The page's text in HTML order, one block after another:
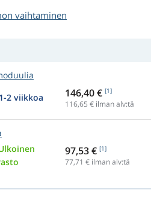
vaihtaminen
1-2 viikkoa 146,40 € [1]
116,65 € ilman alv:tä
97,53 € [1]
77,71 € ilman alv:tä